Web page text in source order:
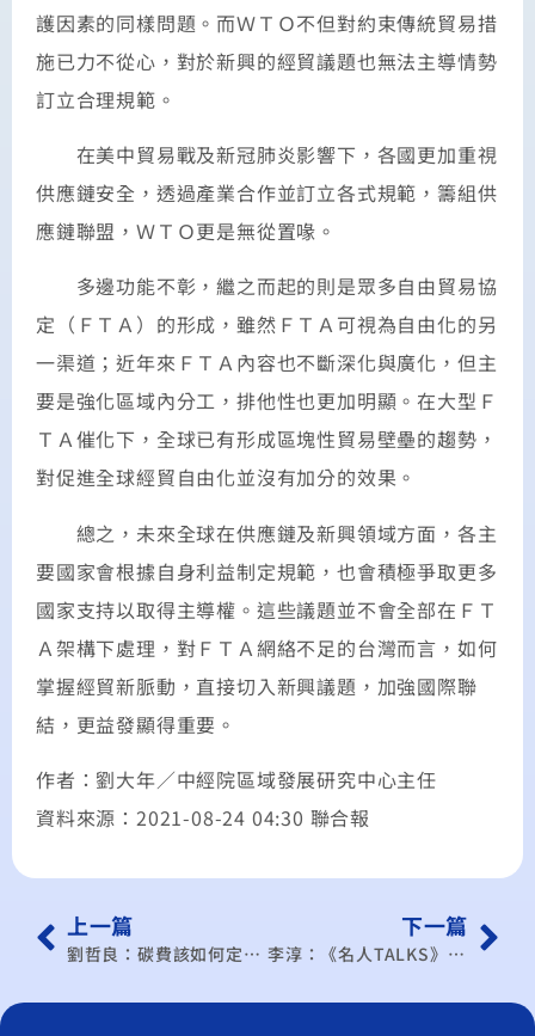
護因素的同樣問題。而ＷＴＯ不但對約束傳統貿易措
施已力不從心，對於新興的經貿議題也無法主導情勢
訂立合理規範。
在美中貿易戰及新冠肺炎影響下，各國更加重視
供應鏈安全，透過產業合作並訂立各式規範，籌組供
應鏈聯盟，ＷＴＯ更是無從置喙。
多邊功能不彰，繼之而起的則是眾多自由貿易協
定（ＦＴＡ）的形成，雖然ＦＴＡ可視為自由化的另
一渠道；近年來ＦＴＡ內容也不斷深化與廣化，但主
要是強化區域內分工，排他性也更加明顯。在大型Ｆ
ＴＡ催化下，全球已有形成區塊性貿易壁壘的趨勢，
對促進全球經貿自由化並沒有加分的效果。
總之，未來全球在供應鏈及新興領域方面，各主
要國家會根據自身利益制定規範，也會積極爭取更多
國家支持以取得主導權。這些議題並不會全部在ＦＴ
Ａ架構下處理，對ＦＴＡ網絡不足的台灣而言，如何
掌握經貿新脈動，直接切入新興議題，加強國際聯
結，更益發顯得重要。
作者：劉大年／中經院區域發展研究中心主任
資料來源：2021-08-24 04:30 聯合報
上一篇
劉哲良：碳費該如何定價？一噸100元還是300元，誰合理、誰說了算？
下一篇
李淳：《名人TALKS》供應鏈重組 台灣的戰略